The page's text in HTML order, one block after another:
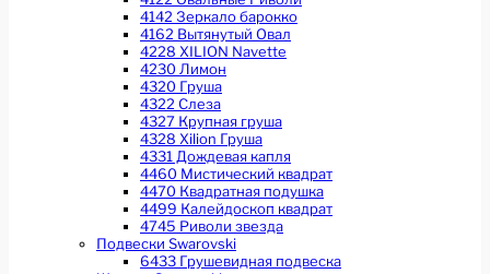
4142 Зеркало барокко
4162 Вытянутый Овал
4228 XILION Navette
4230 Лимон
4320 Груша
4322 Слеза
4327 Крупная груша
4328 Xilion Груша
4331 Дождевая капля
4460 Мистический квадрат
4470 Квадратная подушка
4499 Калейдоскоп квадрат
4745 Риволи звезда
Подвески Swarovski
6433 Грушевидная подвеска